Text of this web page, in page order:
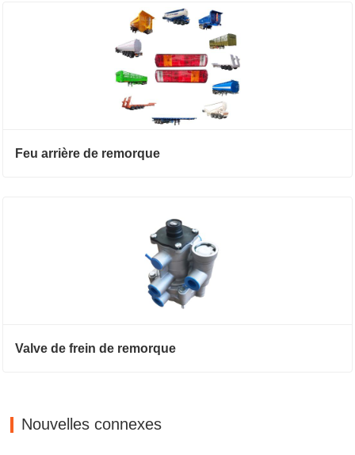
Feu arrière de remorque
Valve de frein de remorque
Nouvelles connexes